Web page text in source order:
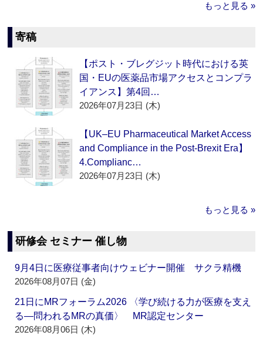
もっと見る »
寄稿
【ポスト・ブレグジット時代における英
国・EUの医薬品市場アクセスとコンプラ
イアンス】第4回…
2026年07月23日 (木)
【UK–EU Pharmaceutical Market Access
and Compliance in the Post-Brexit Era】
4.Complianc…
2026年07月23日 (木)
もっと見る »
研修会 セミナー 催し物
9月4日に医療従事者向けウェビナー開催 サクラ精機
2026年08月07日 (金)
21日にMRフォーラム2026 〈学び続ける力が医療を支え
る―問われるMRの真価〉 MR認定センター
2026年08月06日 (木)